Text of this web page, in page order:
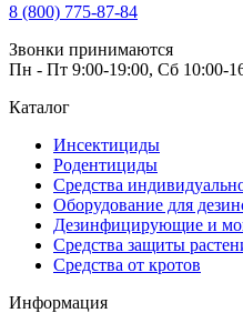
8 (800) 775-87-84
Звонки принимаются
Пн - Пт 9:00-19:00, Сб 10:00-
Каталог
Инсектициды
Родентициды
Средства
Оборудование для
Дезинфицирующие и
Средства защиты
Средства от кротов
Информация